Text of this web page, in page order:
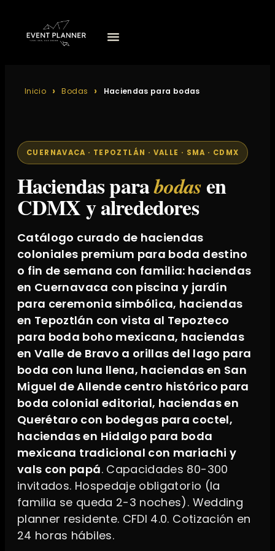
Inicio Bodas Haciendas para bodas
CUERNAVACA · TEPOZTLÁN · VALLE · SMA · CDMX
Haciendas parabodasen
CDMX y alrededores
Catálogo curado de haciendas
coloniales premium para boda destino
o fin de semana con familia: haciendas
en Cuernavaca con piscina y jardín
para ceremonia simbólica, haciendas
en Tepoztlán con vista al Tepozteco
para boda boho mexicana, haciendas
en Valle de Bravo a orillas del lago para
boda con luna llena, haciendas en San
Miguel de Allende centro histórico para
boda colonial editorial, haciendas en
Querétaro con bodegas para coctel,
haciendas en Hidalgo para boda
mexicana tradicional con mariachi y
vals con papá. Capacidades 80-300
invitados. Hospedaje obligatorio (la
familia se queda 2-3 noches). Wedding
planner residente. CFDI 4.0. Cotización en
24 horas hábiles.